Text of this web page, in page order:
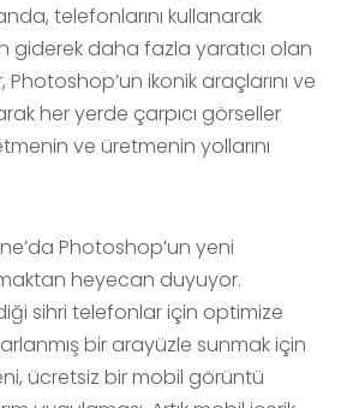
telefonlarını kullanarak
giderek daha fazla yaratıcı olan
Photoshop’un ikonik araçlarını ve
her yerde çarpıcı görseller
ve üretmenin yollarını
Photoshop’un yeni
heyecan duyuyor.
sihri telefonlar için optimize
bir arayüzle sunmak için
ücretsiz bir mobil görüntü